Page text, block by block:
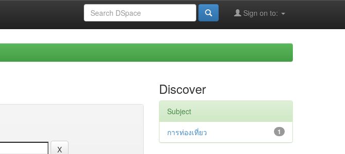
Sign on to:
Discover
Subject
1
การท่องเที่ยว